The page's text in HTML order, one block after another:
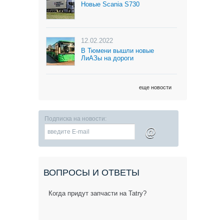
Новые Scania S730
12.02.2022
В Тюмени вышли новые
ЛиАЗы на дороги
еще новости
Подписка на новости:
@
ВОПРОСЫ И ОТВЕТЫ
Когда придут запчасти на Tatry?